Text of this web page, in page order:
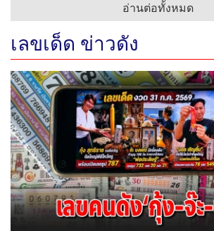
อ่านต่อทั้งหมด
เลขเด็ด ข่าวดัง